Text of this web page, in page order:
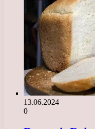
13.06.2024
0